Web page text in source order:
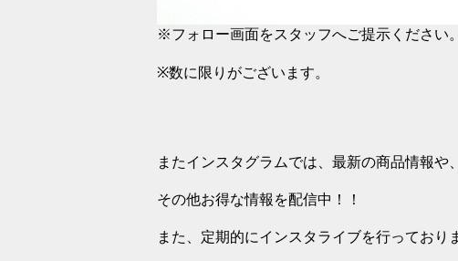
※フォロー画面をスタッフへご提示ください。
※数に限りがございます。
またインスタグラムでは、最新の商品情報や
その他お得な情報を配信中！！
また、定期的にインスタライブを行っており